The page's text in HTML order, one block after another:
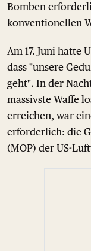
Bomben
konventionellen
Am 17. Juni hatte
dass "unsere
geht". In der
massivste Waffe
erreichen, war
erforderlich: die
(MOP) der US-